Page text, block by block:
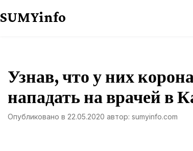
к
SUMYinfo
Узнав, что у них
нападать на врачей в
Опубликовано в 22.05.2020 автор: sumyinfo.com